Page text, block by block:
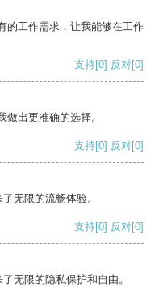
的工作需求，让我能够在工作
支持[0] 反对[0]
出更准确的选择。
支持[0] 反对[0]
无限的流畅体验。
支持[0] 反对[0]
无限的隐私保护和自由。